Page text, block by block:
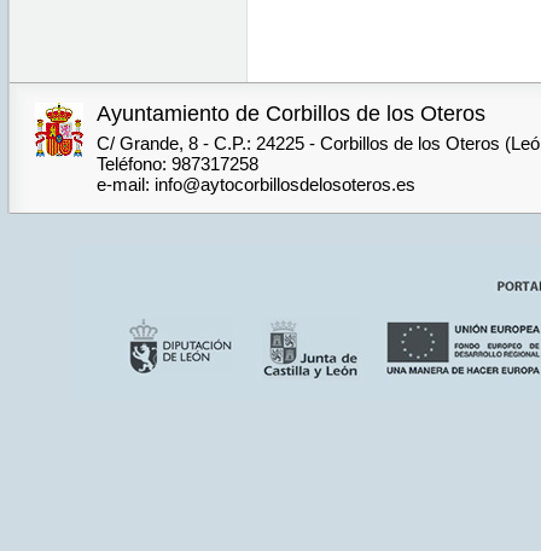
Ayuntamiento de Corbillos de los Oteros
C/ Grande, 8 - C.P.: 24225 - Corbillos de los Oteros
Teléfono: 987317258
e-mail: info@aytocorbillosdelosoteros.es